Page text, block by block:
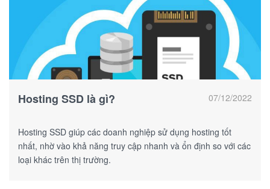
07/12/2022
Hosting SSD là gì?
Hosting SSD giúp các doanh nghiệp sử dụng hosting tốt
nhất, nhờ vào khả năng truy cập nhanh và ổn định so với các
loại khác trên thị trường.